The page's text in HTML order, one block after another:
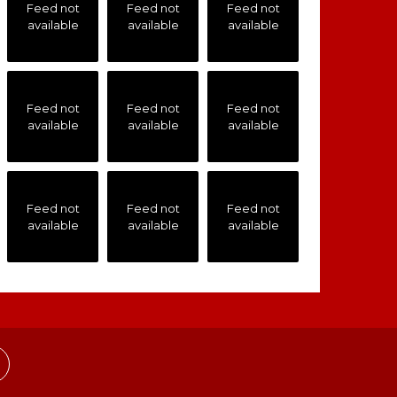
Feed not
available
Feed not
available
Feed not
available
Feed not
available
Feed not
available
Feed not
available
Feed not
available
Feed not
available
Feed not
available